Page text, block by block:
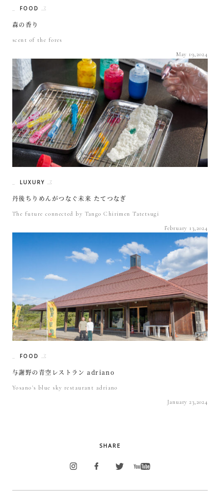
FOOD
森の香り
scent of the fores
May 19,2024
LUXURY
丹後ちりめんがつなぐ未来 たてつなぎ
The future connected by Tango Chirimen Tatetsugi
February 13,2024
FOOD
与謝野の青空レストラン adriano
Yosano's blue sky restaurant adriano
January 23,2024
SHARE